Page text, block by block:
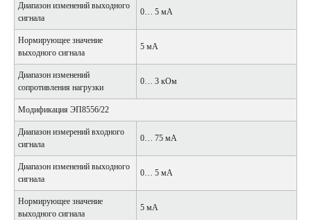
Диапазон изменений выходного
сигнала
0… 5 мА
Нормирующее значение
выходного сигнала
5 мА
Диапазон изменений
сопротивления нагрузки
0… 3 кОм
Модификация ЭП8556/22
Диапазон измерений входного
сигнала
0… 75 мА
Диапазон изменений выходного
сигнала
0… 5 мА
Нормирующее значение
выходного сигнала
5 мА